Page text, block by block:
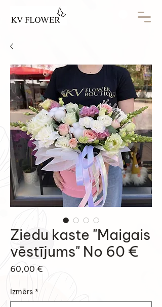
Ziedu kaste "Maigais
vēstījums" No 60 €
60,00 €
Izmērs *